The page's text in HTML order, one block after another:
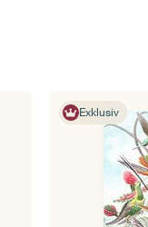
Exklusiv